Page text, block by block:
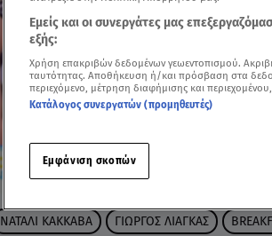
ΝΑΤΑΛΙ ΚΑΚΚΑΒΑ ΓΙΩΡΓΟΣ ΛΙΑΓΚΑΣ
Εμείς και οι συνεργάτες μας
εξής:
Χρήση επακριβών δεδομένων γεωεντοπισμού.
ταυτότητας. Αποθήκευση ή/και πρόσβαση στα
περιεχόμενο, μέτρηση διαφήμισης και
Κατάλογος συνεργατών (προμηθευτές)
Εμφάνιση σκοπών